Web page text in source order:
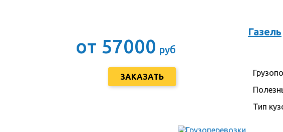
от 57000 руб
ЗАКАЗАТЬ
Газель
Тип